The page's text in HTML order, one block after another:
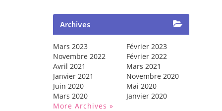
Archives
Mars 2023
Février 2023
Novembre 2022
Février 2022
Avril 2021
Mars 2021
Janvier 2021
Novembre 2020
Juin 2020
Mai 2020
Mars 2020
Janvier 2020
More Archives